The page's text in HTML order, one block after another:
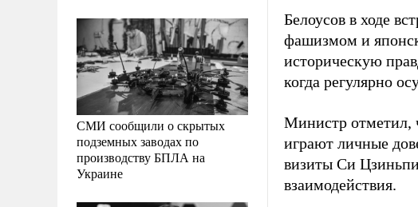
СМИ сообщили о скрытых
подземных заводах по
производству БПЛА на
Украине
Белоусов в ходе
фашизмом и
историческую
когда регулярно
Министр отметил,
играют личные
визиты Си
взаимодействия.